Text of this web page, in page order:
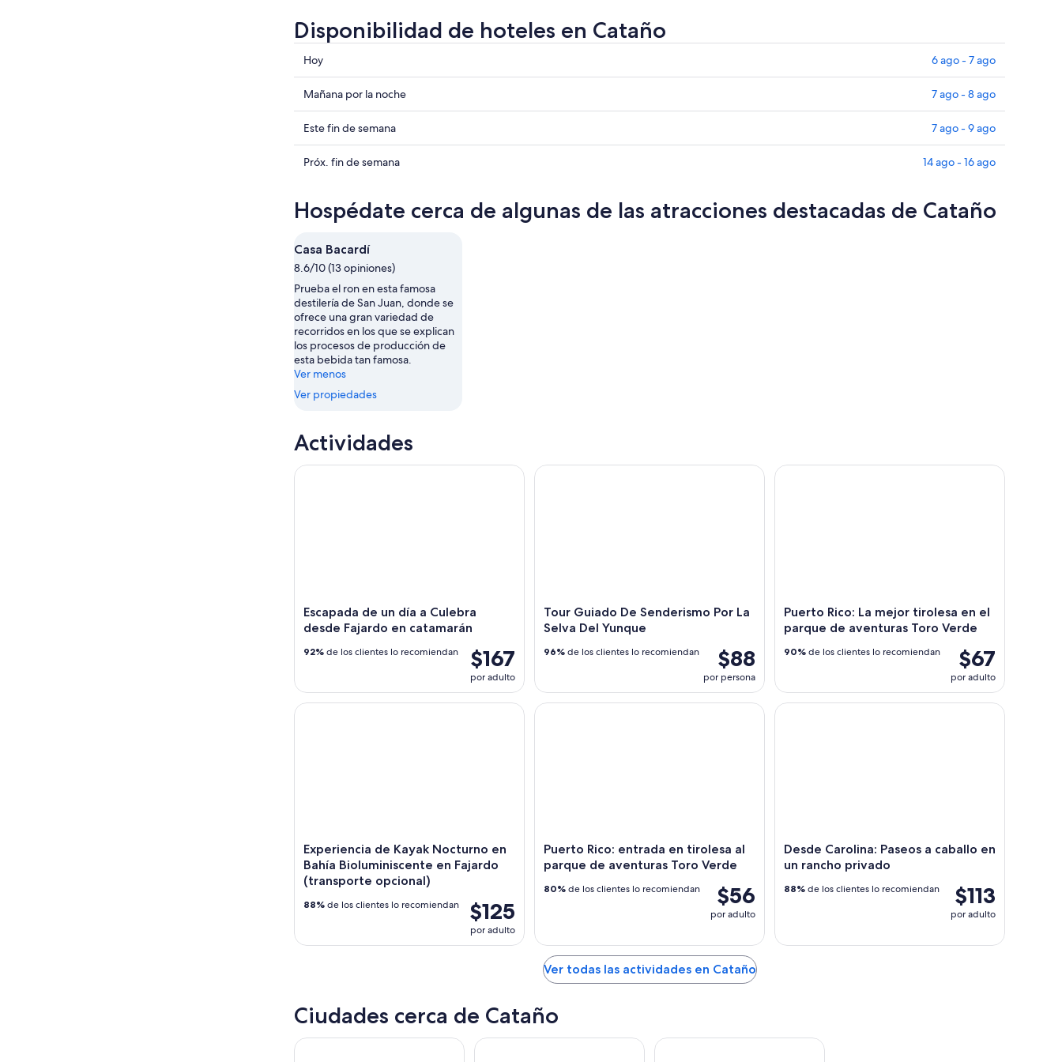
Disponibilidad de hoteles en Cataño
Consultar
precios
en
Cataño
para
hoy,
6
7
Hoy 6 ago - 7 ago
Consultar
precios
en
Cataño
para
la
noche,
7
ago
-
8
ago
Mañana por la noche 7 ago - 8 ago
Consultar
precios
en
este
de
semana,
ago
-
9
ago
Este fin de semana 7 ago - 9 ago
Consultar
Cataño
el
próximo
de
semana,
14
ago
-
16
ago
Próx. fin de semana 14 ago - 16 ago
Hospédate cerca de algunas de las atracciones destacadas de Cataño
Casa Bacardí
8.6/10 (13 opiniones)
Prueba el ron en esta famosa
destilería de San Juan, donde se
ofrece una gran variedad de
recorridos en los que se explican
los procesos de producción de
esta bebida tan famosa.
Ver menos
Ver propiedades
Actividades
Escapada de un día a Culebra
desde Fajardo en catamarán
$167
por adulto
92% de los clientes lo recomiendan
Escapada de un día a Culebra desde Fajardo en catamarán
Tour Guiado De Senderismo Por La
Selva Del Yunque
$88
por persona
96% de los clientes lo recomiendan
Tour Guiado De Senderismo Por La Selva Del Yunque
Puerto Rico: La mejor tirolesa en el
parque de aventuras Toro Verde
$67
por adulto
90% de los clientes lo recomiendan
Puerto Rico: La mejor tirolesa en el parque de
Experiencia de Kayak Nocturno en
Bahía Bioluminiscente en Fajardo
(transporte opcional)
$125
por adulto
88% de los clientes lo recomiendan
Experiencia de Kayak Nocturno en Bahía Bioluminiscente en Fajardo (transporte opcional)
Puerto Rico: entrada en tirolesa al
parque de aventuras Toro Verde
$56
por adulto
80% de los clientes lo recomiendan
Puerto Rico: entrada en tirolesa al parque de aventuras Toro Verde
Desde Carolina: Paseos a caballo en
un rancho privado
$113
por adulto
88% de los clientes lo recomiendan
Desde Carolina: Paseos a caballo en un rancho
Ver todas las actividades en Cataño
Ciudades cerca de Cataño